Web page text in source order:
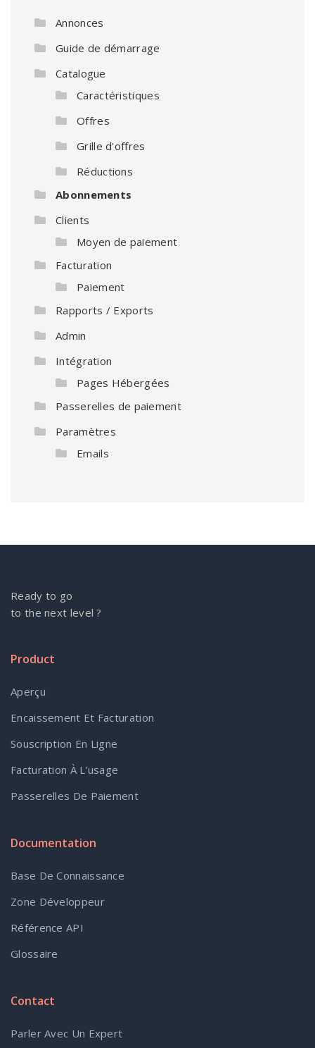
Annonces
Guide de démarrage
Catalogue
Caractéristiques
Offres
Grille d'offres
Réductions
Abonnements
Clients
Moyen de paiement
Facturation
Paiement
Rapports / Exports
Admin
Intégration
Pages Hébergées
Passerelles de paiement
Paramètres
Emails
Ready to go
to the next level ?
Product
Aperçu
Encaissement Et Facturation
Souscription En Ligne
Facturation À L’usage
Passerelles De Paiement
Documentation
Base De Connaissance
Zone Développeur
Référence API
Glossaire
Contact
Parler Avec Un Expert